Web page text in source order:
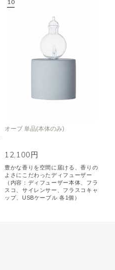
オーブ 単品(本体のみ)
12,100円
豊かな香りを空間に届ける、香りの
よさにこだわったディフューザー
（内容：ディフューザー本体、フラ
スコ、サイレンサー、フラスコキャ
ップ、USBケーブル 各1個）